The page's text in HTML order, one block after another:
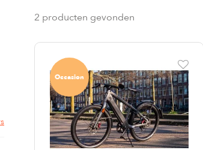
2 producten gevonden
Occasion